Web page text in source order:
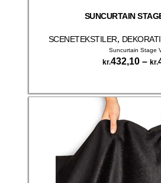
SUNCURTAIN
SCENETEKSTILER,
Suncurtain Stage
kr.432,10 – kr.